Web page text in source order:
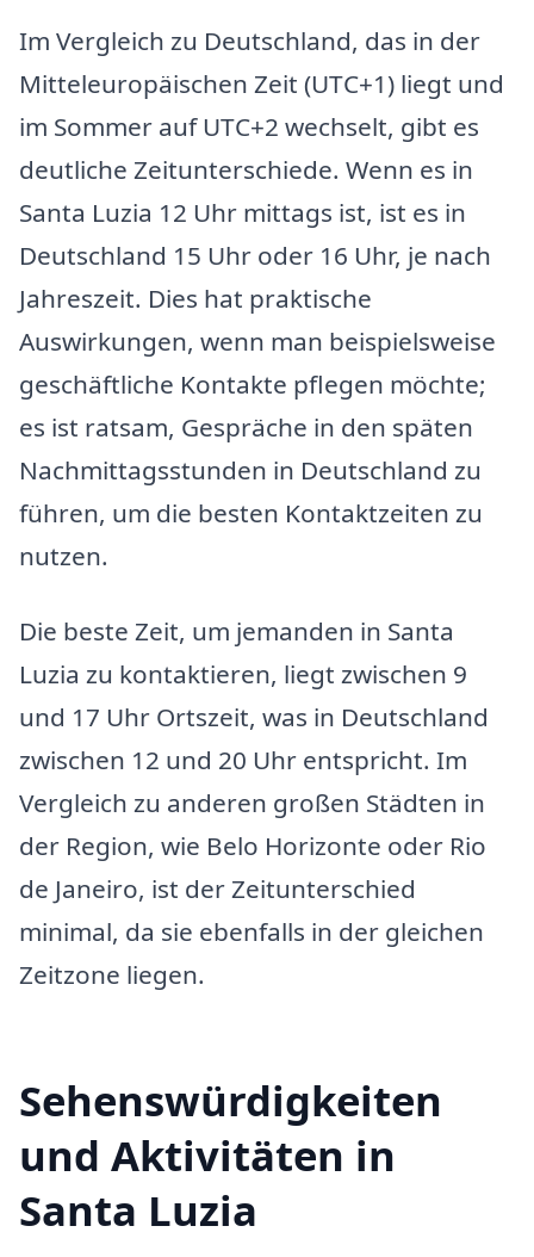
Im Vergleich zu Deutschland, das in der
Mitteleuropäischen Zeit (UTC+1) liegt und
im Sommer auf UTC+2 wechselt, gibt es
deutliche Zeitunterschiede. Wenn es in
Santa Luzia 12 Uhr mittags ist, ist es in
Deutschland 15 Uhr oder 16 Uhr, je nach
Jahreszeit. Dies hat praktische
Auswirkungen, wenn man beispielsweise
geschäftliche Kontakte pflegen möchte;
es ist ratsam, Gespräche in den späten
Nachmittagsstunden in Deutschland zu
führen, um die besten Kontaktzeiten zu
nutzen.
Die beste Zeit, um jemanden in Santa
Luzia zu kontaktieren, liegt zwischen 9
und 17 Uhr Ortszeit, was in Deutschland
zwischen 12 und 20 Uhr entspricht. Im
Vergleich zu anderen großen Städten in
der Region, wie Belo Horizonte oder Rio
de Janeiro, ist der Zeitunterschied
minimal, da sie ebenfalls in der gleichen
Zeitzone liegen.
Sehenswürdigkeiten
und Aktivitäten in
Santa Luzia